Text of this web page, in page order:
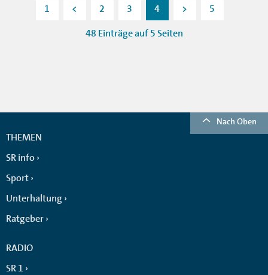
1 < 2 3 4 > 5
48 Einträge auf 5 Seiten
Nach Oben
THEMEN
SR info
Sport
Unterhaltung
Ratgeber
RADIO
SR 1